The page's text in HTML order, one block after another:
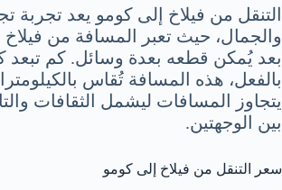
التنقل من فيلاخ إلى كومو يعد تجربة
والجمال، حيث تعبر المسافة من
بعد يُمكن قطعه بعدة وسائل. كم تبعد
بالفعل، هذه المسافة تُقاس
يتجاوز المسافات ليشمل الثقافات
بين الوجهتين.
سعر التنقل من فيلاخ إلى كومو